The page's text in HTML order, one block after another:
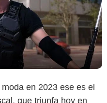
en 2023 ese es el
que triunfa hoy en